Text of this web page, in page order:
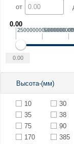
от
0.00
2500000000000000.00
Высота-(мм)
10 30
35
38
75
90
170
385